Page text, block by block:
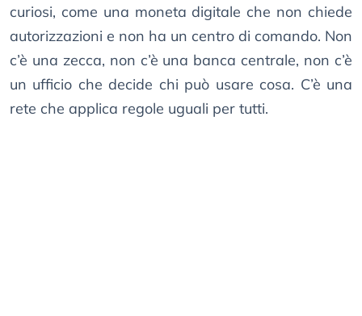
curiosi, come una moneta digitale che non chiede
autorizzazioni e non ha un centro di comando. Non
c’è una zecca, non c’è una banca centrale, non c’è
un ufficio che decide chi può usare cosa. C’è una
rete che applica regole uguali per tutti.